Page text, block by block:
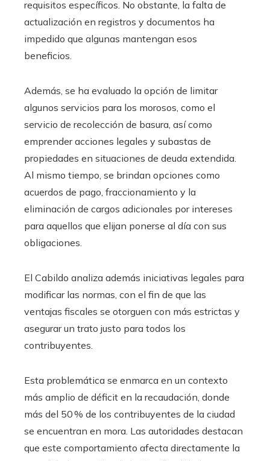
requisitos específicos. No obstante, la falta de
actualización en registros y documentos ha
impedido que algunas mantengan esos
beneficios.
Además, se ha evaluado la opción de limitar
algunos servicios para los morosos, como el
servicio de recolección de basura, así como
emprender acciones legales y subastas de
propiedades en situaciones de deuda extendida.
Al mismo tiempo, se brindan opciones como
acuerdos de pago, fraccionamiento y la
eliminación de cargos adicionales por intereses
para aquellos que elijan ponerse al día con sus
obligaciones.
El Cabildo analiza además iniciativas legales para
modificar las normas, con el fin de que las
ventajas fiscales se otorguen con más estrictas y
asegurar un trato justo para todos los
contribuyentes.
Esta problemática se enmarca en un contexto
más amplio de déficit en la recaudación, donde
más del 50 % de los contribuyentes de la ciudad
se encuentran en mora. Las autoridades destacan
que este comportamiento afecta directamente la